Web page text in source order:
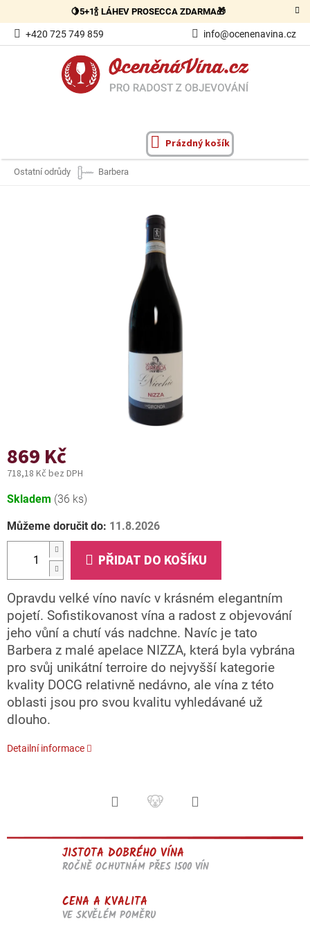
obsah
🍋5+1🍾 LÁHEV PROSECCA ZDARMA🎁
+420 725 749 859 info@ocenenavina.cz
NÁKUPNÍ
Prázdný košík
Ostatní odrůdy Barbera
869 Kč
718,18 Kč bez DPH
Měrná
Skladem (36 ks)
Můžeme doručit do: 11.8.2026
PŘIDAT DO KOŠÍKU
Opravdu velké víno navíc v krásném elegantním
pojetí. Sofistikovanost vína a radost z objevování
jeho vůní a chutí vás nadchne. Navíc je tato
Barbera z malé apelace NIZZA, která byla vybrána
pro svůj unikátní terroire do nejvyšší kategorie
kvality DOCG relativně nedávno, ale vína z této
oblasti jsou pro svou kvalitu vyhledávané už
dlouho.
Detailní informace
JISTOTA DOBRÉHO VÍNA
ROČNĚ OCHUTNÁM PŘES 1500 VÍN
CENA A KVALITA
VE SKVĚLÉM POMĚRU